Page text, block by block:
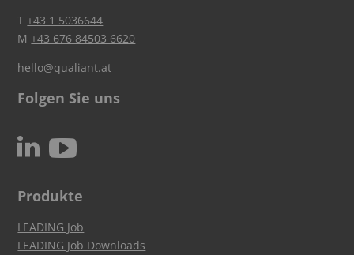
T+43 1 5036644
M+43 676 84503 6620
hello@qualiant.at
Folgen Sie uns
N c
Produkte
LEADING Job
LEADING Job Downloads